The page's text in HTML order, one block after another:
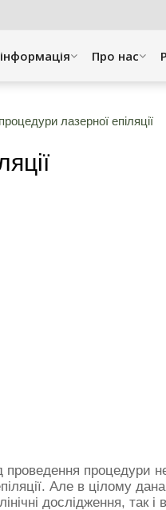
Про нас
лазерної епіляції
проведення процедури
Але в цілому
дослідження, так